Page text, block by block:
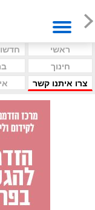
ראשי
חינוך
צרו איתנו קשר